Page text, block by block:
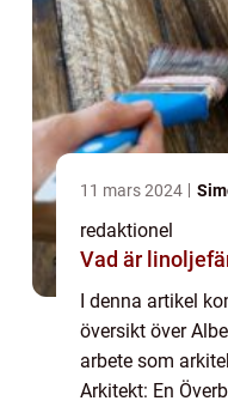
11 mars 2024
redaktionel
Vad är
I denna artikel
översikt över
arbete som
Arkitekt: En